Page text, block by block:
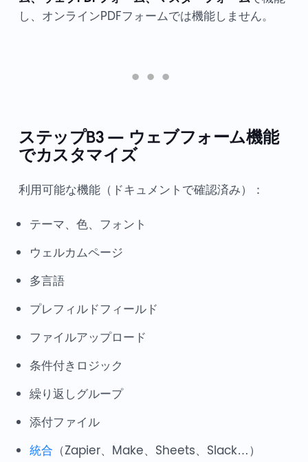
し、オンラインPDFフォームでは機能しません。
ステップB3 — ウェブフォーム機能
でカスタマイズ
利用可能な機能（ドキュメントで確認済み）：
テーマ、色、フォント
ウェルカムページ
多言語
プレフィルドフィールド
ファイルアップロード
条件付きロジック
繰り返しグループ
添付ファイル
統合 （Zapier、Make、Sheets、Slack…）